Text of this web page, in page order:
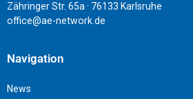
Zähringer Str. 65a · 76133 Karlsruhe
office@ae-network.de
Navigation
News